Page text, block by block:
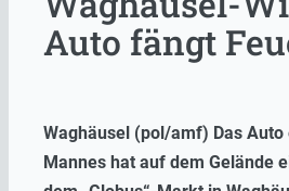
Auto fängt
Waghäusel (pol/amf) Das
Mannes hat auf dem Gelände